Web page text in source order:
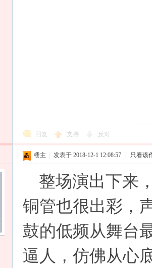
回复 支持 反对
楼主 发表于 2018-12-1 12:08:57 只看该
整场演出下来
铜管也很出彩，
鼓的低频从舞台
逼人，仿佛从心